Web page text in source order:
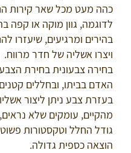
כהה מעט מכל שאר קירות
לדוגמה, גוון מוקה או קפה
בהירים ומרגיעים, שיעזרו
ויצרו אשליה של חדר מרווח.
בחירה צבעונית בחירת
האדם בביתו, ובחללים
בעזרת צבע ניתן ליצור
מהקיים, עומקים שלא
גודל החלל וטקסטורות
הוצאה כספית גדולה.